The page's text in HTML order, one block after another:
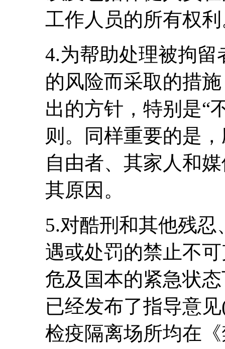
工作人员的所有权
4.为帮助处理被拘
的风险而采取的措
出的方针，特别是“
则。同样重要的是
自由者、其家人和
其原因。
5.对酷刑和其他残
遇或处罚的禁止不
危及国本的紧急状
已经发布了指导意
检疫隔离场所均在